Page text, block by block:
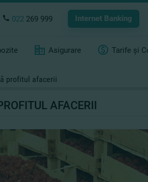
022 269 999 Internet Banking
Asigurare Tarife și
profitul afacerii
AFACERII